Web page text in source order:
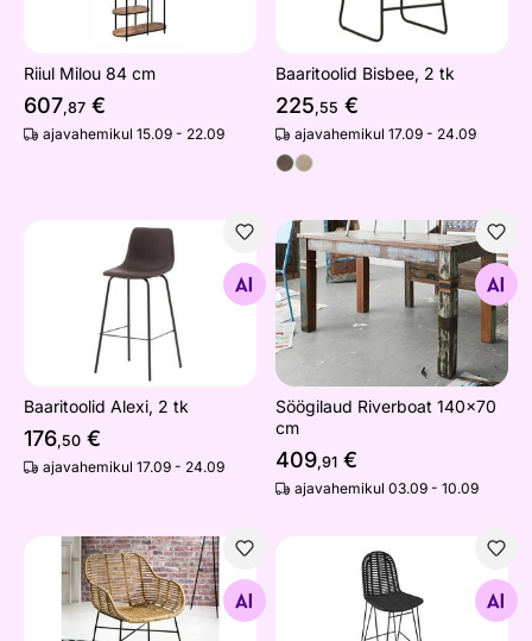
Riiul Milou 84 cm
607,87 €
ajavahemikul 15.09 - 22.09
Baaritoolid Bisbee, 2 tk
225,55 €
ajavahemikul 17.09 - 24.09
Baaritoolid Alexi, 2 tk
Otsi sarnaseid
Baaritoolid Alexi, 2 tk
176,50 €
ajavahemikul 17.09 - 24.09
Söögilaud Riverboat
Otsi sarnaseid
Söögilaud Riverboat 140x70
cm
409,91 €
ajavahemikul 03.09 - 10.09
Söögitoolid Rattan, 2 tk
Otsi sarnaseid
Baaritool Rattan
Otsi sarnaseid